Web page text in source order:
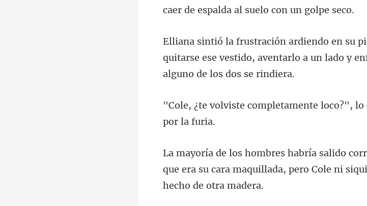
cae
quitarse ese vestido, aventarlo a un lado y en
nte loco?", lo
que era su cara maquillada, pero Cole ni